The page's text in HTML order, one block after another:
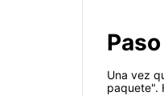
Una vez
paquete".